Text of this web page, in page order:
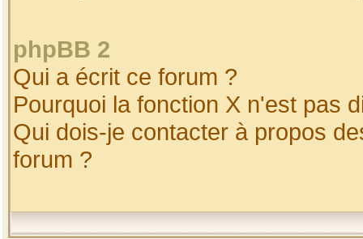
phpBB 2
Qui a écrit ce forum ?
Pourquoi la fonction X n'est pas
Qui dois-je contacter à propos
forum ?